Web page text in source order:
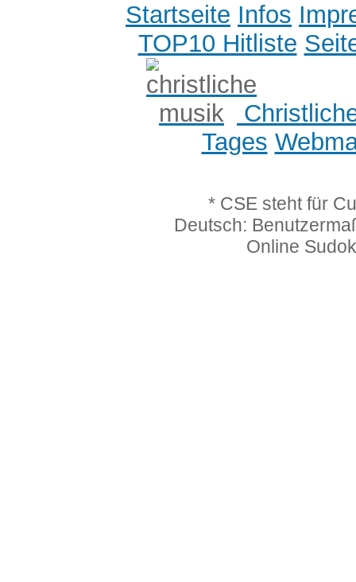
Startseite Infos
TOP10 Hitliste
Tages
* CSE steht für
Deutsch:
Online